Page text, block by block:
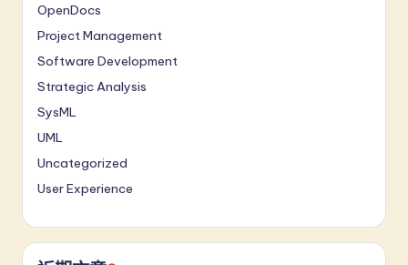
OpenDocs
Project Management
Software Development
Strategic Analysis
SysML
UML
Uncategorized
User Experience